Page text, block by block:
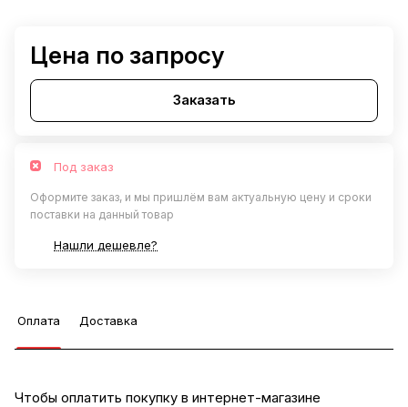
Цена по запросу
Заказать
Под заказ
Оформите заказ, и мы пришлём вам актуальную цену и сроки
поставки на данный товар
Нашли дешевле?
Оплата Доставка
Чтобы оплатить покупку в интернет-магазине